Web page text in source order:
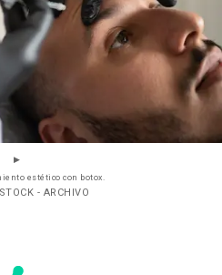
estético con botox.
- ARCHIVO